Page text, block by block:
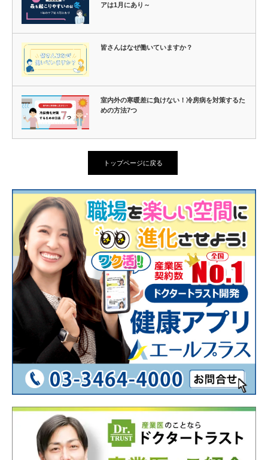
アは1月にあり～
皆さんはなぜ働いていますか？
室内外の寒暖差に負けない！冷房病を対策するた
めの方法7つ
トップページに戻る